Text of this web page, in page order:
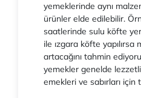
yemeklerinde aynı
ürünler elde edilebilir.
saatlerinde sulu köfte
ile ızgara köfte yapılırsa
artacağını tahmin
yemekler genelde
emekleri ve sabırları